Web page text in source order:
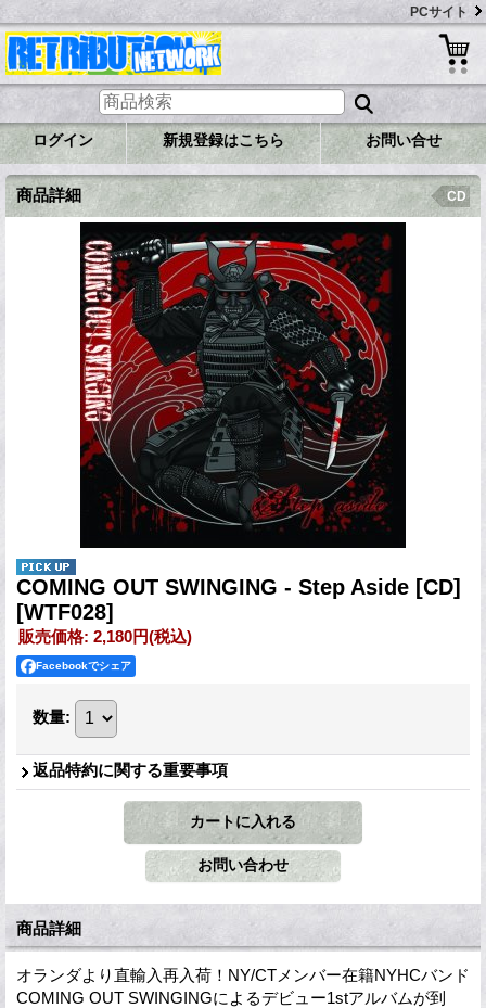
PCサイト
ログイン 新規登録はこちら お問い合せ
商品詳細 CD
COMING OUT SWINGING - Step Aside [CD]
[WTF028]
販売価格: 2,180円(税込)
Facebookでシェア
数量:
返品特約に関する重要事項
商品詳細
オランダより直輸入再入荷！NY/CTメンバー在籍NYHCバンド
COMING OUT SWINGINGによるデビュー1stアルバムが到